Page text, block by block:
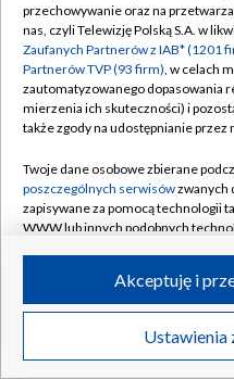
Abonament TVP
Emisja w TVP
Centrum informacji TVP
Naziemna Telewizja
Rada Programowa
System NOS
Informacje o nadawcy
Program dla prasy
Ogłoszenie przetargowe
©2026 Telewizja
przechowywanie oraz na
nas, czyli Telewizję Polską S.A. w
Zaufanych Partnerów z IAB* (1201
Partnerów TVP (93 firm), w celach
zautomatyzowanego dopasowania
mierzenia ich skuteczności) i
także zgody na udostępnianie przez
Twoje dane osobowe zbierane
poszczególnych serwisówzwanych
zapisywane za pomocą technologii
WWW lub innych podobnych
ruchu w Internecie.
Twoje dane osobowe zbierane
poszczególnych serwisówna
Ustawienia
Akceptuję i